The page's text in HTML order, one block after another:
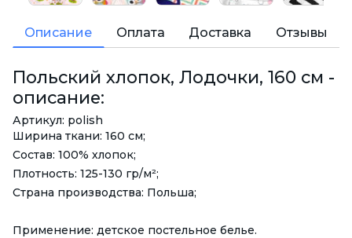
Описание Оплата Доставка Отзывы
Польский хлопок, Лодочки, 160 см -
описание:
Артикул: polish
Ширина ткани: 160 см;
Состав: 100% хлопок;
Плотность: 125-130 гр/м²;
Страна производства: Польша;
Применение: детское постельное белье.